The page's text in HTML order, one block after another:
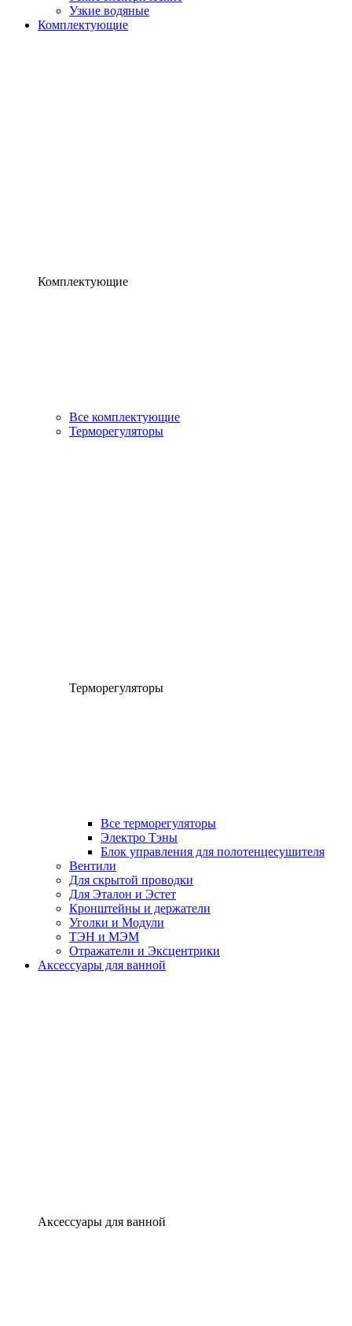
Узкие водяные
Комплектующие
Комплектующие
Все комплектующие
Терморегуляторы
Терморегуляторы
Все терморегуляторы
Электро Тэны
Блок управления для полотенцесушителя
Вентили
Для скрытой проводки
Для Эталон и Эстет
Кронштейны и держатели
Уголки и Модули
ТЭН и МЭМ
Отражатели и Эксцентрики
Аксессуары для ванной
Аксессуары для ванной